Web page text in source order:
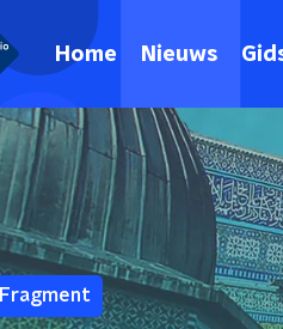
Home Nieuws
Fragment